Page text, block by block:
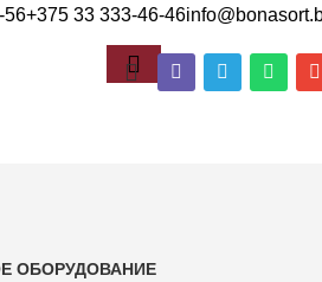
56+375 33 333-46-46
ОБОРУДОВАНИЕ